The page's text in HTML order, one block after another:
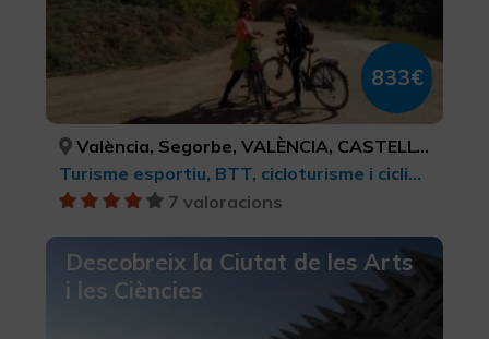
833€
València, Segorbe, VALÈNCIA, CASTELLÓ/CASTELLÓN
Turisme esportiu, BTT, cicloturisme i ciclisme
7 valoracions
Descobreix la Ciutat de les Arts
i les Ciències